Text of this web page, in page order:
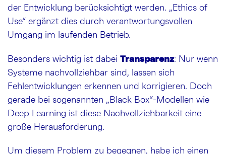
der Entwicklung berücksichtigt werden. „Ethics of
Use“ ergänzt dies durch verantwortungsvollen
Umgang im laufenden Betrieb.
Besonders wichtig ist dabei Transparenz: Nur wenn
Systeme nachvollziehbar sind, lassen sich
Fehlentwicklungen erkennen und korrigieren. Doch
gerade bei sogenannten „Black Box“-Modellen wie
Deep Learning ist diese Nachvollziehbarkeit eine
große Herausforderung.
Um diesem Problem zu begegnen, habe ich einen